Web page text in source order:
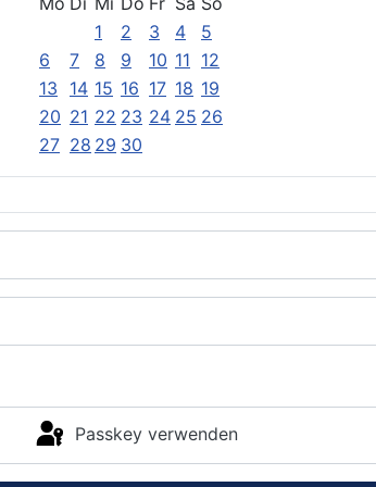
Passkey verwenden
1
2 3 4
5
6
7 8 9 10 11 12
13
14 15 16 17 18 19
20 21 22 23 24 25 26
27 28 29 30